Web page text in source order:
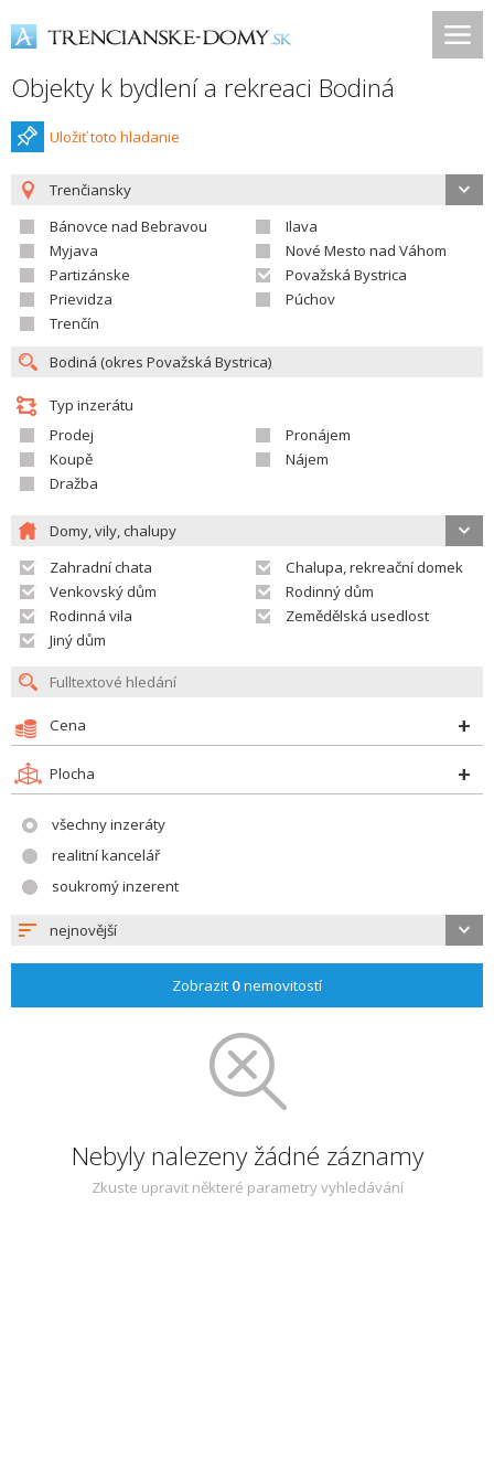
Objekty k bydlení a rekreaci Bodiná
Uložiť toto hladanie
Trenčiansky
Bánovce nad Bebravou
Ilava
Myjava
Nové Mesto nad Váhom
Partizánske
Považská Bystrica
Prievidza
Púchov
Trenčín
Typ inzerátu
Prodej
Pronájem
Koupě
Nájem
Dražba
Domy, vily, chalupy
Zahradní chata
Chalupa, rekreační domek
Venkovský dům
Rodinný dům
Rodinná vila
Zemědělská usedlost
Jiný dům
Cena
Plocha
všechny inzeráty
realitní kancelář
soukromý inzerent
nejnovější
Zobrazit 0nemovitostí
Nebyly nalezeny žádné záznamy
Zkuste upravit některé parametry vyhledávání